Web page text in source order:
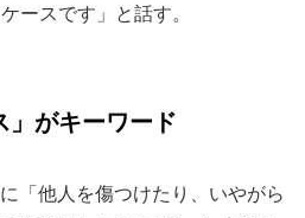
ースです」と話す。
」がキーワード
「他人を傷つけたり、いやがら